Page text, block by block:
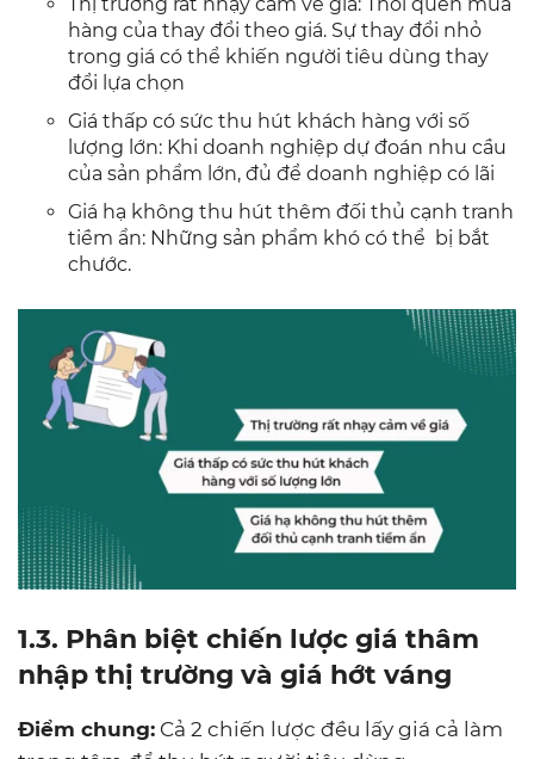
hàng của thay đổi theo giá. Sự thay đổi nhỏ
trong giá có thể khiến người tiêu dùng thay
đổi lựa chọn
Giá thấp có sức thu hút khách hàng với số
lượng lớn: Khi doanh nghiệp dự đoán nhu cầu
của sản phẩm lớn, đủ để doanh nghiệp có lãi
Giá hạ không thu hút thêm đối thủ cạnh tranh
tiềm ẩn: Những sản phẩm khó có thể bị bắt
chước.
1.3. Phân biệt chiến lược giá thâm
nhập thị trường và giá hớt váng
Điểm chung: Cả 2 chiến lược đều lấy giá cả làm